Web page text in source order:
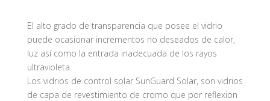
El alto grado de transparencia que posee el vidrio
puede ocasionar incrementos no deseados de calor,
luz así como la entrada inadecuada de los rayos
ultravioleta.
Los vidrios de control solar SunGuard Solar, son vidrios
de capa de revestimiento de cromo que por reflexion